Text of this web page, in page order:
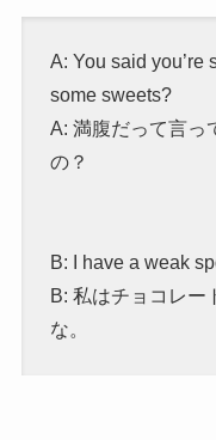
A: You said you’re
some sweets?
A: 満腹だって言っ
の？
B: I have a weak
B: 私はチョコレー
な。